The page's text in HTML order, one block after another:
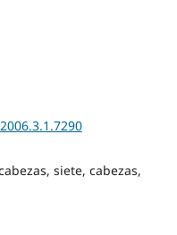
siete, cabezas,